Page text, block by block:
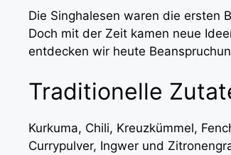
Die Singhalesen waren die ersten
Doch mit der Zeit kamen neue
entdecken wir heute
Traditionelle
Kurkuma, Chili, Kreuzkümmel,
Currypulver, Ingwer und